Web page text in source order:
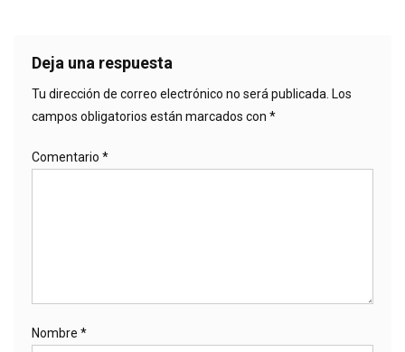
Deja una respuesta
Tu dirección de correo electrónico no será publicada. Los
campos obligatorios están marcados con *
Comentario *
Nombre *